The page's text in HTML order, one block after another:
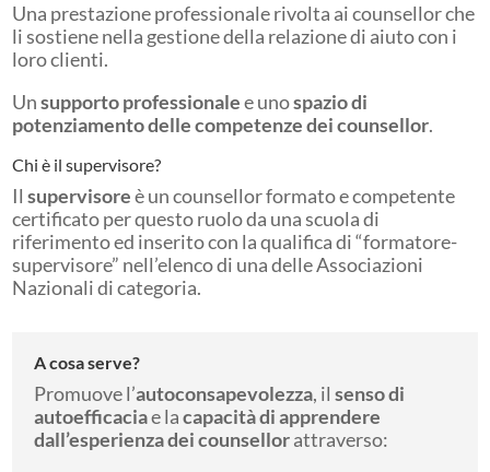
Una prestazione professionale rivolta ai counsellor che
li sostiene nella gestione della relazione di aiuto con i
loro clienti.
Unsupporto professionalee unospazio di
potenziamento delle competenze dei counsellor.
Chi è il supervisore?
Ilsupervisoreè un counsellor formato e competente
certificato per questo ruolo da una scuola di
riferimento ed inserito con la qualifica di “formatore-
supervisore” nell’elenco di una delle Associazioni
Nazionali di categoria.
A cosa serve?
Promuove l’autoconsapevolezza, ilsenso di
autoefficaciae lacapacità di apprendere
dall’esperienza dei counsellorattraverso: